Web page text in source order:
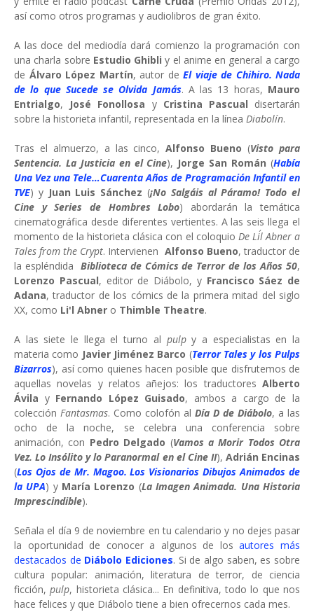
así como otros programas y audiolibros de gran éxito.
A las doce del mediodía dará comienzo la programación con
una charla sobre Estudio Ghibli y el anime en general a cargo
de Álvaro López Martín, autor de El viaje de Chihiro. Nada
de lo que Sucede se Olvida Jamás. A las 13 horas, Mauro
Entrialgo, José Fonollosa y Cristina Pascual disertarán
sobre la historieta infantil, representada en la línea Diabolín.
Tras el almuerzo, a las cinco,Alfonso Bueno (Visto para
Sentencia. La Justicia en el Cine), Jorge San Román (Había
Una Vez una Tele…Cuarenta Años de Programación Infantil en
TVE) y Juan Luis Sánchez (¡No Salgáis al Páramo! Todo el
Cine y Series de Hombres Lobo) abordarán la temática
cinematográfica desde diferentes vertientes. A las seis llega el
momento de la historieta clásica con el coloquio De Li´l Abner a
Tales from the Crypt. Intervienen Alfonso Bueno, traductor de
la espléndida Biblioteca de Cómics de Terror de los Años 50,
Lorenzo Pascual, editor de Diábolo, y Francisco Sáez de
Adana, traductor de los cómics de la primera mitad del siglo
XX, como Li'l Abner o Thimble Theatre.
A las siete le llega el turno al pulpy a especialistas en la
materia como Javier Jiménez Barco (Terror Tales y los Pulps
Bizarros), así como quienes hacen posible que disfrutemos de
aquellas novelas y relatos añejos: los traductores Alberto
Ávila y Fernando López Guisado, ambos a cargo de la
colección Fantasmas. Como colofón al Día D de Diábolo, a las
ocho de la noche, se celebra una conferencia sobre
animación, con Pedro Delgado (Vamos a Morir Todos Otra
Vez. Lo Insólito y lo Paranormal en el Cine II), Adrián Encinas
(Los Ojos de Mr. Magoo. Los Visionarios Dibujos Animados de
la UPA) y María Lorenzo (La Imagen Animada. Una Historia
Imprescindible).
Señala el día 9 de noviembre en tu calendario y no dejes pasar
la oportunidad de conocer a algunos de losautores más
destacados de Diábolo Ediciones. Si de algo saben, es sobre
cultura popular: animación, literatura de terror, de ciencia
ficción,pulp, historieta clásica... En definitiva, todo lo que nos
hace felices y que Diábolo tiene a bien ofrecernos cada mes.